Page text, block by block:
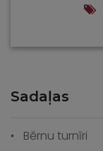
Sadaļas
Bērnu turnīri